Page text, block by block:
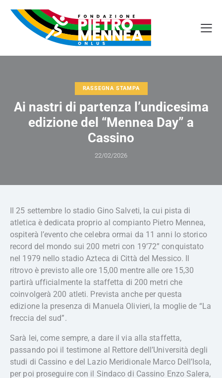
RASSEGNA STAMPA
Ai nastri di partenza l’undicesima
edizione del “Mennea Day” a
Cassino
22/02/2026
Il 25 settembre lo stadio Gino Salveti, la cui pista di
atletica è dedicata proprio al compianto Pietro Mennea,
ospiterà l’evento che celebra ormai da 11 anni lo storico
record del mondo sui 200 metri con 19’72” conquistato
nel 1979 nello stadio Azteca di Città del Messico. Il
ritrovo è previsto alle ore 15,00 mentre alle ore 15,30
partirà ufficialmente la staffetta di 200 metri che
coinvolgerà 200 atleti. Prevista anche per questa
edizione la presenza di Manuela Olivieri, la moglie de “La
freccia del sud”.
Sarà lei, come sempre, a dare il via alla staffetta,
passando poi il testimone al Rettore dell’Università degli
studi di Cassino e del Lazio Meridionale Marco Dell’Isola,
per poi proseguire con il Sindaco di Cassino Enzo Salera,